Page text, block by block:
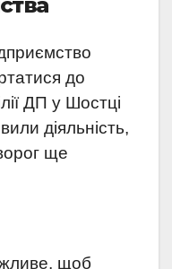
до
ДП у Шостці
діяльність,
ще
щоб